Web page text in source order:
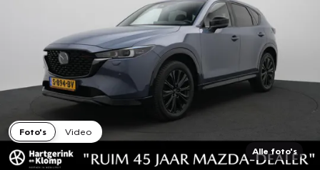
Foto's
Video
Alle foto's